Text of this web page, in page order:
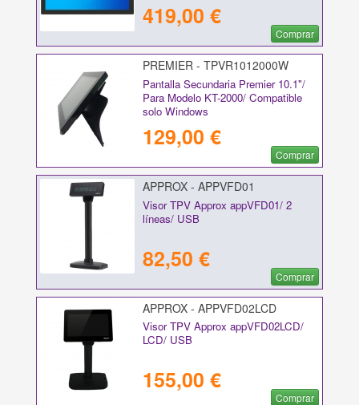
419,00 €
Comprar
PREMIER - TPVR1012000W
Pantalla Secundaria Premier 10.1"/
Para Modelo KT-2000/ Compatible
solo Windows
129,00 €
Comprar
APPROX - APPVFD01
Visor TPV Approx appVFD01/ 2
líneas/ USB
82,50 €
Comprar
APPROX - APPVFD02LCD
Visor TPV Approx appVFD02LCD/
LCD/ USB
155,00 €
Comprar